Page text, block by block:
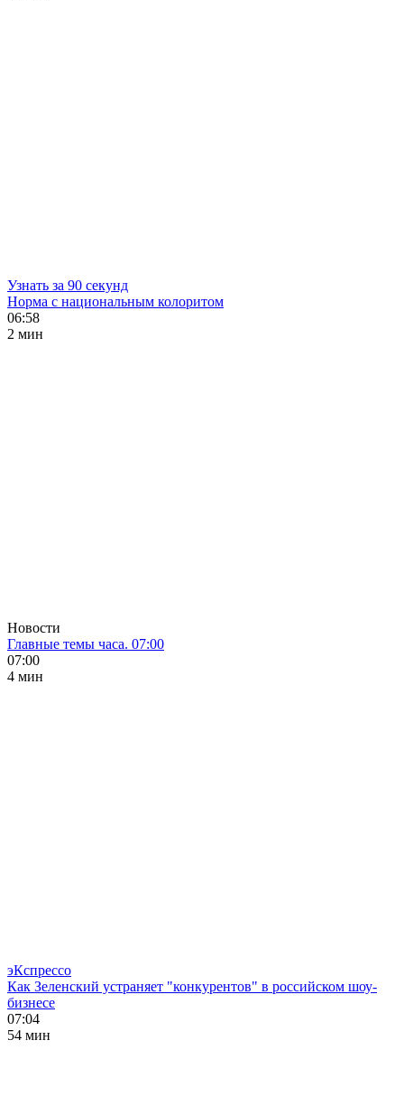
Узнать за 90 секунд
Норма с национальным колоритом
06:58
2 мин
Новости
Главные темы часа. 07:00
07:00
4 мин
эКспрессо
Как Зеленский устраняет "конкурентов" в российском шоу-
бизнесе
07:04
54 мин